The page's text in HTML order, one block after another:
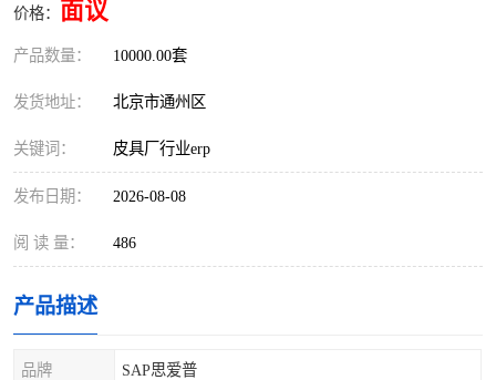
价格： 面议
产品数量： 10000.00套
发货地址： 北京市通州区
关键词： 皮具厂行业erp
发布日期： 2026-08-08
阅 读 量： 486
产品描述
品牌 SAP思爱普